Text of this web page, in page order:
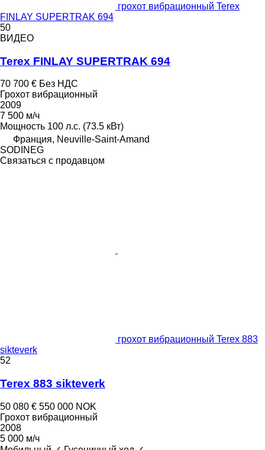
грохот вибрационный Terex
FINLAY SUPERTRAK 694
50
ВИДЕО
Terex FINLAY SUPERTRAK 694
70 700 € Без НДС
Грохот вибрационный
2009
7 500 м/ч
Мощность 100 л.с. (73.5 кВт)
Франция, Neuville-Saint-Amand
SODINEG
Связаться с продавцом
грохот вибрационный Terex 883
sikteverk
52
Terex 883 sikteverk
50 080 € 550 000 NOK
Грохот вибрационный
2008
5 000 м/ч